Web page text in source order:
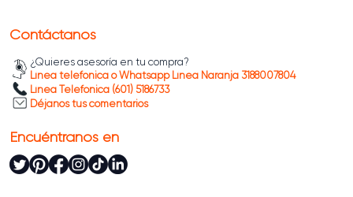
Contáctanos
¿Quieres asesoría en tu compra?
Línea telefónica o Whatsapp Línea Naranja 3188007804
Línea Telefónica (601) 5186733
Déjanos tus comentarios
Encuéntranos en